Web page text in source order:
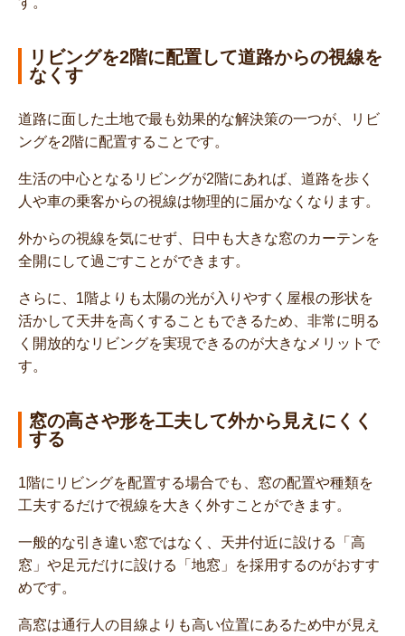
リビングを2階に配置して道路からの視線を
なくす
道路に面した土地で最も効果的な解決策の一つが、リビ
ングを2階に配置することです。
生活の中心となるリビングが2階にあれば、道路を歩く
人や車の乗客からの視線は物理的に届かなくなります。
外からの視線を気にせず、日中も大きな窓のカーテンを
全開にして過ごすことができます。
さらに、1階よりも太陽の光が入りやすく屋根の形状を
活かして天井を高くすることもできるため、非常に明る
く開放的なリビングを実現できるのが大きなメリットで
す。
窓の高さや形を工夫して外から見えにくく
する
1階にリビングを配置する場合でも、窓の配置や種類を
工夫するだけで視線を大きく外すことができます。
一般的な引き違い窓ではなく、天井付近に設ける「高
窓」や足元だけに設ける「地窓」を採用するのがおすす
めです。
高窓は通行人の目線よりも高い位置にあるため中が見え